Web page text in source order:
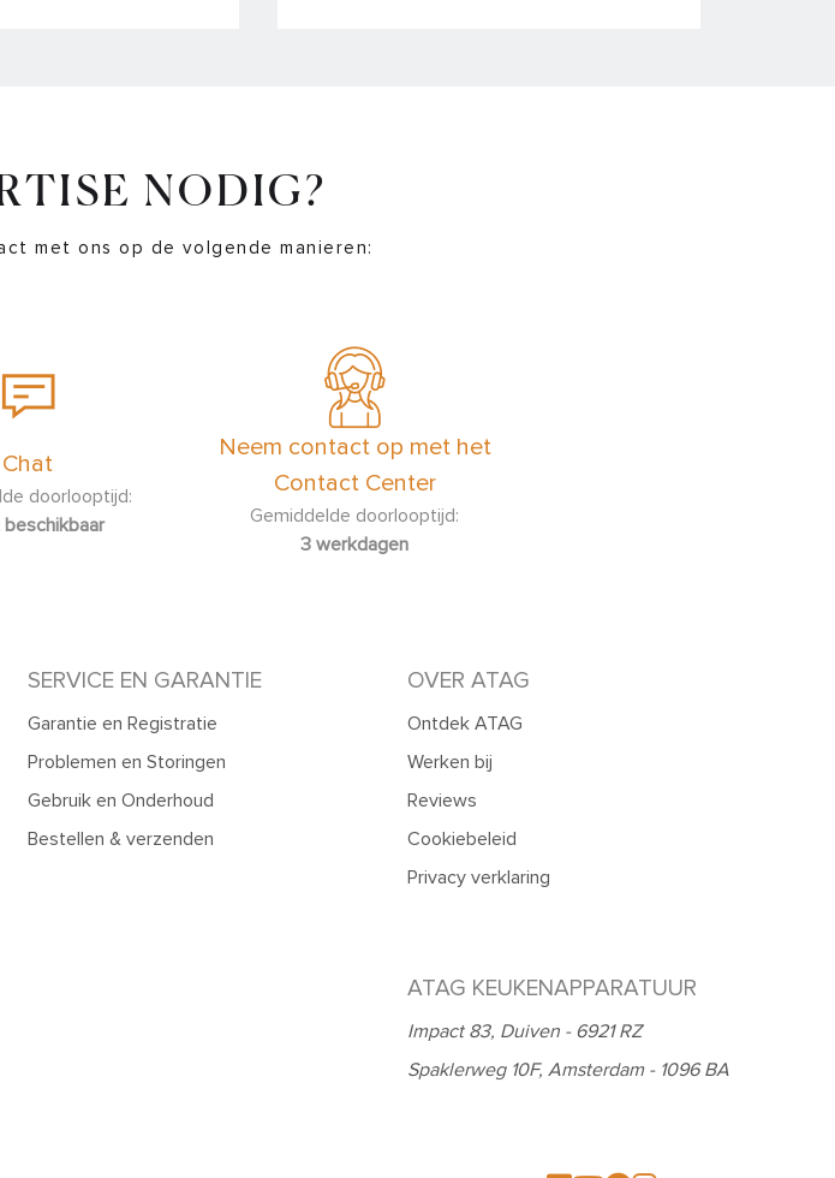
NODIG?
met ons op de volgende manieren:
Chat
doorlooptijd:
Neem contact op met het
Contact Center
Gemiddelde doorlooptijd:
3 werkdagen
SERVICE EN GARANTIE
Garantie en Registratie
Problemen en Storingen
Gebruik en Onderhoud
Bestellen & verzenden
OVER ATAG
Ontdek ATAG
Werken bij
Reviews
Cookiebeleid
Privacy verklaring
ATAG KEUKENAPPARATUUR
Impact 83, Duiven - 6921 RZ
Spaklerweg 10F, Amsterdam - 1096 BA